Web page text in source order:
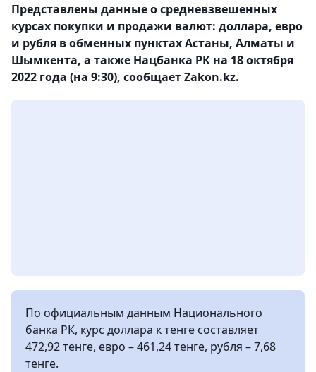
Представлены данные о средневзвешенных
курсах покупки и продажи валют: доллара, евро
и рубля в обменных пунктах Астаны, Алматы и
Шымкента, а также Нацбанка РК на 18 октября
2022 года (на 9:30), сообщает Zakon.kz.
По официальным данным Национального
банка РК, курс доллара к тенге составляет
472,92 тенге, евро – 461,24 тенге, рубля – 7,68
тенге.